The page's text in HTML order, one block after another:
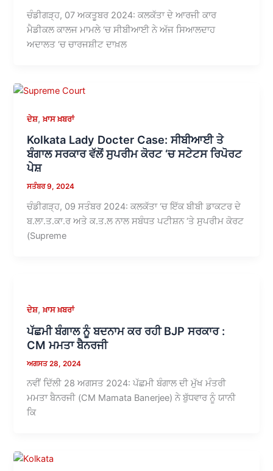
ਚੰਡੀਗੜ੍ਹ, 07 ਅਕਤੂਬਰ 2024: ਕਲਕੱਤਾ ਦੇ ਆਰਜੀ ਕਾਰ
ਮੈਡੀਕਲ ਕਾਲਜ ਮਾਮਲੇ ‘ਚ ਸੀਬੀਆਈ ਨੇ ਅੱਜ ਸਿਆਲਦਾਹ
ਅਦਾਲਤ ‘ਚ ਚਾਰਜਸ਼ੀਟ ਦਾਖ਼ਲ
ਦੇਸ਼,ਖ਼ਾਸ ਖ਼ਬਰਾਂ
Kolkata Lady Docter Case: ਸੀਬੀਆਈ ਤੇ
ਬੰਗਾਲ ਸਰਕਾਰ ਵੱਲੋਂ ਸੁਪਰੀਮ ਕੋਰਟ ‘ਚ ਸਟੇਟਸ ਰਿਪੋਰਟ
ਪੇਸ਼
ਸਤੰਬਰ 9, 2024
ਚੰਡੀਗੜ੍ਹ, 09 ਸਤੰਬਰ 2024: ਕਲਕੱਤਾ ‘ਚ ਇੱਕ ਬੀਬੀ ਡਾਕਟਰ ਦੇ
ਬ.ਲਾ.ਤ.ਕਾ.ਰ ਅਤੇ ਕ.ਤ.ਲ ਨਾਲ ਸਬੰਧਤ ਪਟੀਸ਼ਨ ‘ਤੇ ਸੁਪਰੀਮ ਕੋਰਟ
(Supreme
ਦੇਸ਼,ਖ਼ਾਸ ਖ਼ਬਰਾਂ
ਪੱਛਮੀ ਬੰਗਾਲ ਨੂੰ ਬਦਨਾਮ ਕਰ ਰਹੀ BJP ਸਰਕਾਰ :
CM ਮਮਤਾ ਬੈਨਰਜੀ
ਅਗਸਤ 28, 2024
ਨਵੀਂ ਦਿੱਲੀ 28 ਅਗਸਤ 2024: ਪੱਛਮੀ ਬੰਗਾਲ ਦੀ ਮੁੱਖ ਮੰਤਰੀ
ਮਮਤਾ ਬੈਨਰਜੀ (CM Mamata Banerjee) ਨੇ ਬੁੱਧਵਾਰ ਨੂੰ ਯਾਨੀ
ਕਿ